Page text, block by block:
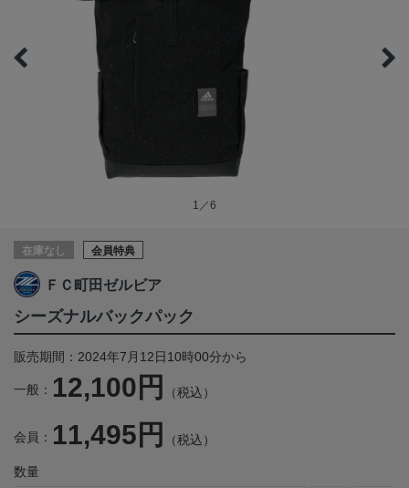
1／6
在庫なし 会員特典
ＦＣ町田ゼルビア
シーズナルバックパック
販売期間：2024年7月12日10時00分から
一般： 12,100円 （税込）
会員： 11,495円 （税込）
数量